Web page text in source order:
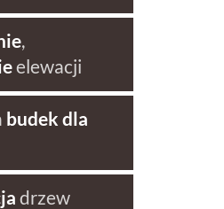
,
elewacji
budek dla
drzew